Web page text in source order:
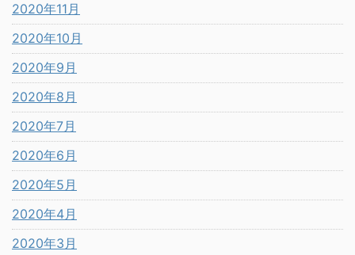
2020年11月
2020年10月
2020年9月
2020年8月
2020年7月
2020年6月
2020年5月
2020年4月
2020年3月